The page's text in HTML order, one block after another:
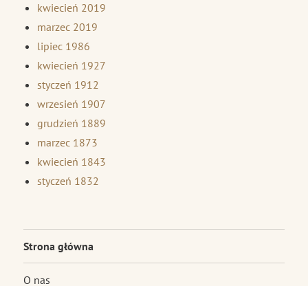
kwiecień 2019
marzec 2019
lipiec 1986
kwiecień 1927
styczeń 1912
wrzesień 1907
grudzień 1889
marzec 1873
kwiecień 1843
styczeń 1832
Strona główna
O nas